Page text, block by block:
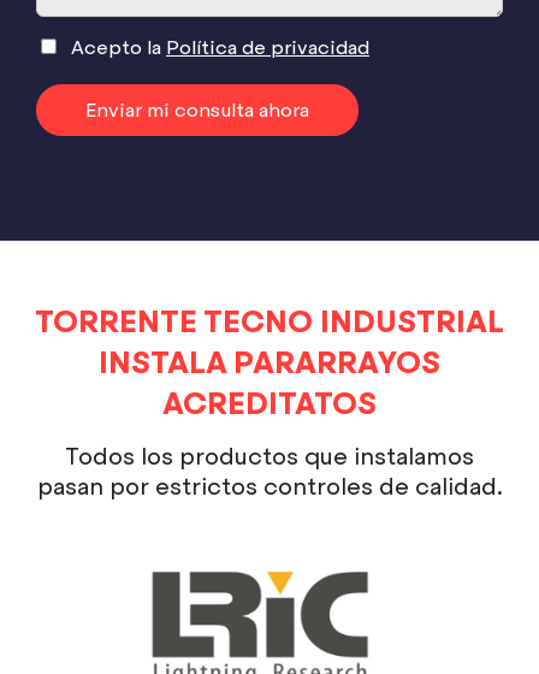
Acepto la Política de privacidad
Enviar mi consulta ahora
TORRENTE TECNO INDUSTRIAL
INSTALA PARARRAYOS
ACREDITATOS
Todos los productos que instalamos
pasan por estrictos controles de calidad.